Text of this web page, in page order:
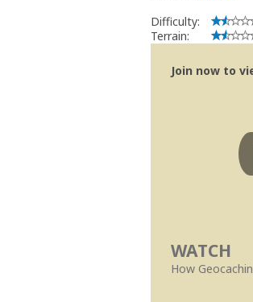
Difficulty:
Terrain:
Join now to
WATCH
How